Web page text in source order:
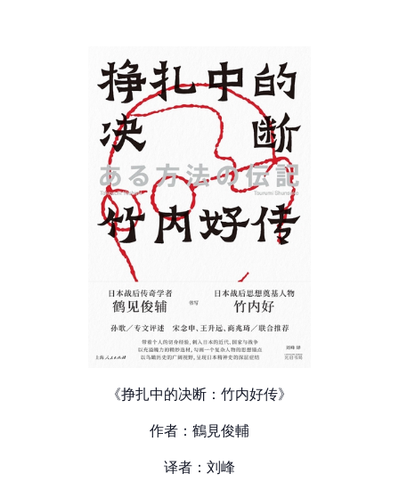
《挣扎中的决断：竹内好传》
作者：鶴見俊輔
译者：刘峰